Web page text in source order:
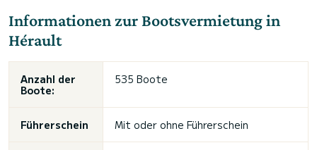
Informationen zur Bootsvermietung in
Hérault
Anzahl der
Boote:
535 Boote
Führerschein Mit oder ohne Führerschein